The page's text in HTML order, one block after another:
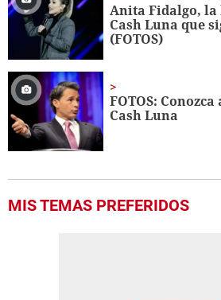
Anita Fidalgo,
Cash Luna que
(FOTOS)
FOTOS:
Cash Luna
MIS TEMAS PREFERIDOS